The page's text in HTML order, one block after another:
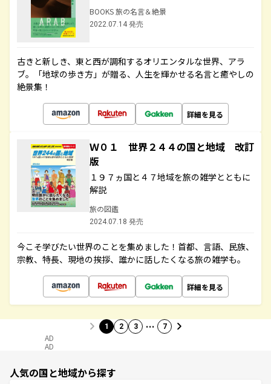
BOOKS 旅の名言＆絶景
2022.07.14 発売
古きと新しき、東と西が調和するオリエンタルな世界、アラ
ブ。「地球の歩き方」が贈る、人生を輝かせる名言と癒やしの
絶景集！
詳細を見る
Ｗ０１ 世界２４４の国と地域 改訂
版
１９７ヵ国と４７地域を旅の雑学とともに
解説
旅の図鑑
2024.07.18 発売
今こそ学びたい世界のことを集めました！首都、言語、民族、
宗教、特長、現地の挨拶、誰かに話したくなる旅の雑学も。
詳細を見る
1 2 3 … 7
AD
AD
人気の国と地域から探す